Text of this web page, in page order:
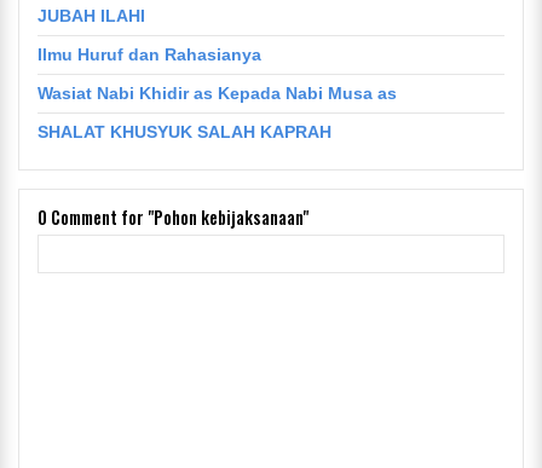
JUBAH ILAHI
Ilmu Huruf dan Rahasianya
Wasiat Nabi Khidir as Kepada Nabi Musa as
SHALAT KHUSYUK SALAH KAPRAH
0 Comment for "Pohon kebijaksanaan"